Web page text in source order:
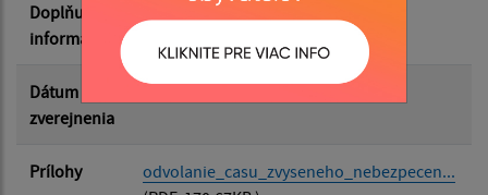
Doplňujúce
informácie
Dátum
zverejnenia
Prílohy
odvolanie_casu_zvyseneho_nebezpecen...